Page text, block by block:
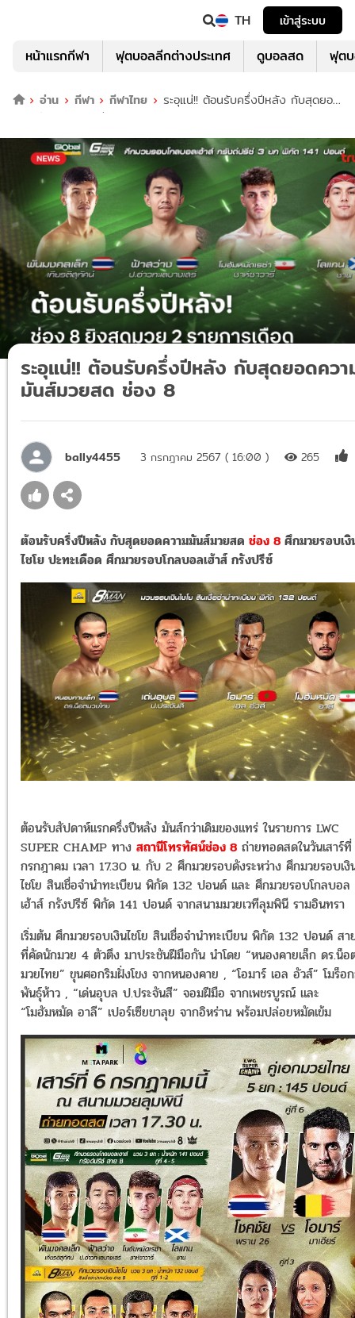
TH เข้าสู่ระบบ
หน้าแรกกีฬา ฟุตบอลลีกต่างประเทศ ดูบอลสด ฟุต
อ่าน กีฬา กีฬาไทย
ระอุแน่!! ต้อนรับครึ่งปีหลัง กับสุดยอด
ความมันส์มวยสด ช่อง 8
ระอุแน่!! ต้อนรับครึ่งปีหลัง กับสุดยอดควา
มันส์มวยสด ช่อง 8
bally4455 3 กรกฎาคม 2567 ( 16:00 ) 265
ต้อนรับครึ่งปีหลัง กับสุดยอดความมันส์มวยสด ช่อง 8 ศึกมวยรอบเงิ
ไชโย ปะทะเดือด ศึกมวยรอบโกลบอลเฮ้าส์ กรังปรีซ์
ต้อนรับสัปดาห์แรกครึ่งปีหลัง มันส์กว่าเดิมของแทร่ ในรายการ LWC
SUPER CHAMP ทาง สถานีโทรทัศน์ช่อง 8 ถ่ายทอดสดในวันเสาร์
กรกฎาคม เวลา 17.30 น. กับ 2 ศึกมวยรอบดังระหว่าง ศึกมวยรอบเงิ
ไชโย สินเชื่อจำนำทะเบียน พิกัด 132 ปอนด์ และ ศึกมวยรอบโกลบอล
เฮ้าส์ กรังปรีซ์ พิกัด 141 ปอนด์ จากสนามมวยเวทีลุมพินี รามอินทรา
เริ่มต้น ศึกมวยรอบเงินไชโย สินเชื่อจำนำทะเบียน พิกัด 132 ปอนด์ ส
ที่คัดนักมวย 4 ตัวตึง มาประชันฝีมือกัน นำโดย “หนองคายเล็ก ดร.น็อ
มวยไทย” ขุนศอกริมฝั่งโขง จากหนองคาย , “โอมาร์ เอล อัวส์” โมร็อ
พันธุ์ห้าว , “เด่นอุบล ป.ประจันสี” จอมฝีมือ จากเพชรบูรณ์ และ
“โมฮัมหมัด อาลี” เปอร์เซียขาลุย จากอิหร่าน พร้อมปล่อยหมัดเข้ม